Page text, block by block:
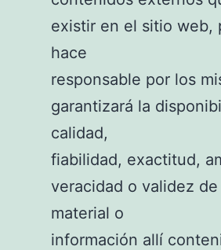
existir en el sitio web,
hace
responsable por los
garantizará la
calidad,
fiabilidad, exactitud,
veracidad o validez
material o
información allí